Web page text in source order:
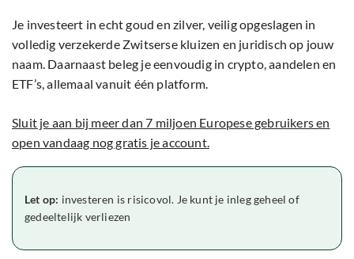
Je investeert in echt goud en zilver, veilig opgeslagen in
volledig verzekerde Zwitserse kluizen en juridisch op jouw
naam. Daarnaast beleg je eenvoudig in crypto, aandelen en
ETF’s, allemaal vanuit één platform.
Sluit je aan bij meer dan 7 miljoen Europese gebruikers en
open vandaag nog gratis je account.
Let op: investeren is risicovol. Je kunt je inleg geheel of
gedeeltelijk verliezen